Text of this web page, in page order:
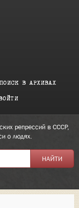
ПОИСК В АРХИВАХ
репрессий в СССР,
о людях.